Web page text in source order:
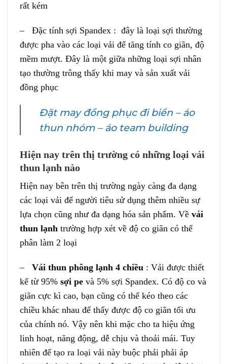
rất kém
– Đặc tính sợi Spandex : đây là loại sợi thường
được pha vào các loại vải để tăng tính co giãn, độ
mềm mượt. Đây là một giữa những loại sợi nhân
tạo thường trông thấy khi may và sản xuất vải
đồng phục
Đặt may đồng phục đi biển – áo
thun nhóm – áo team building
Hiện nay trên thị trường có những loại vải
thun lạnh nào
Hiện nay bên trên thị trường ngày càng đa dạng
các loại vải để người tiêu sử dụng thêm nhiều sự
lựa chọn cũng như đa dạng hóa sản phẩm. Về vải
thun lạnh trường hợp xét về độ co giãn có thể
phân làm 2 loại
– Vải thun phông lạnh 4 chiều : Vải được thiết
kế từ 95% sợi pe và 5% sợi Spandex. Có độ co và
giãn cực kì cao, bạn cũng có thể kéo theo các
chiều khác nhau để thấy được độ co giãn tối ưu
của chính nó. Vậy nên khi mặc cho ta hiệu ứng
linh hoạt, năng động, dễ chịu và thoải mái. Tuy
nhiên để tạo ra loại vải này buộc phải phải áp